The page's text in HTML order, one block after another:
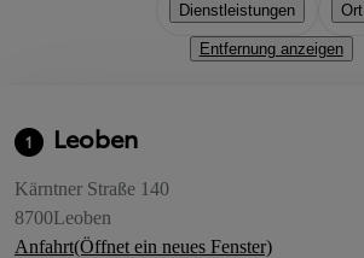
Dienstleistungen Ort
Entfernung anzeigen
1 Leoben
Kärntner Straße 140
8700Leoben
Anfahrt(Öffnet ein neues Fenster)